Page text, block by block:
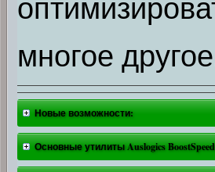
многое
Новые возможности:
Основные утилиты Auslogics